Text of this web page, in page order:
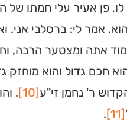
לו, פן אעיר עלי חמתו
אמר לי: ברסלבי אני.
אתה ומצטער הרבה,
חכם גדול והוא מוחזק
ר' נחמן זי"ע[10]
.
[11]
.